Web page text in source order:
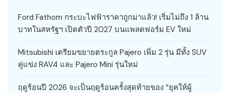
Ford Fathom กระบะไฟฟ้าราคาถูกมาแล้ว! เริ่มไม่ถึง 1 ล้าน
บาทในสหรัฐฯ เปิดตัวปี 2027 บนแพลตฟอร์ม EV ใหม่
Mitsubishi เตรียมขยายตระกูล Pajero เพิ่ม 2 รุ่น มีทั้ง SUV
คู่แข่ง RAV4 และ Pajero Mini รุ่นใหม่
ฤดูร้อนปี 2026 จะเป็นฤดูร้อนครั้งสุดท้ายของ “ยุคให้ผู้